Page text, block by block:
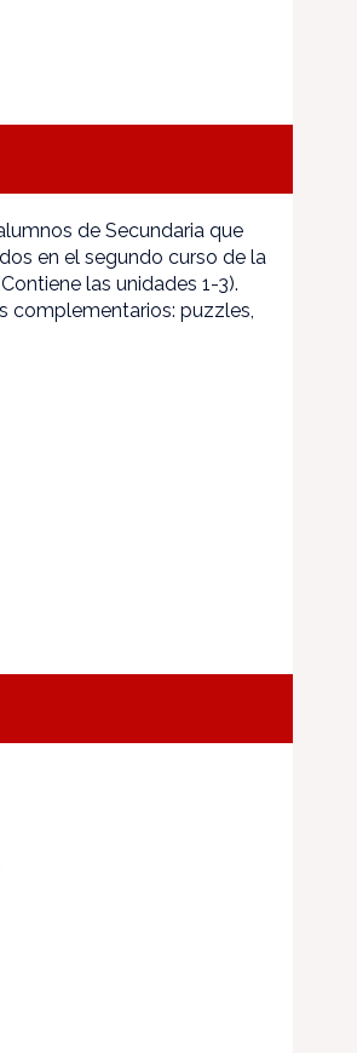
de Secundaria que
en el segundo curso de la
las unidades 1-3).
complementarios: puzzles,